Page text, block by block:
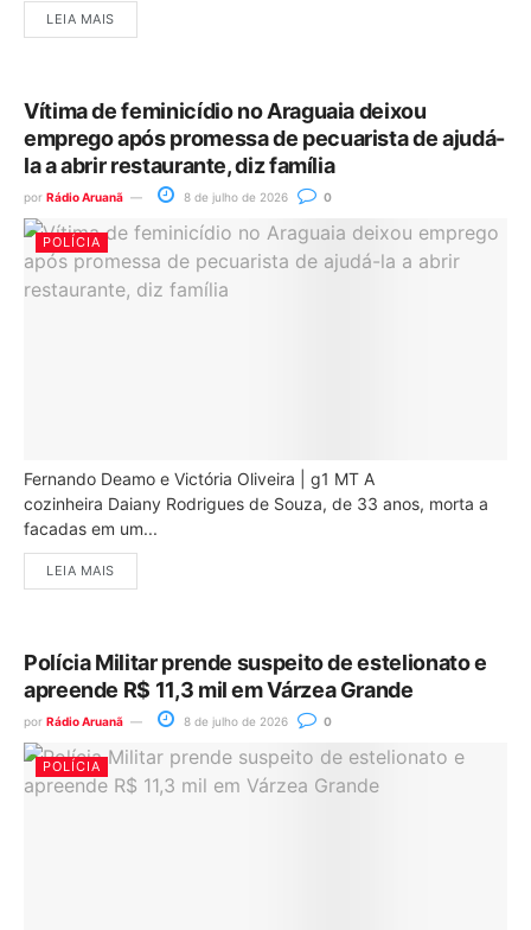
LEIA MAIS
Vítima de feminicídio no Araguaia deixou
emprego após promessa de pecuarista de ajudá-
la a abrir restaurante, diz família
por Rádio Aruanã 8 de julho de 2026 0
POLÍCIA
Fernando Deamo e Victória Oliveira | g1 MT A
cozinheira Daiany Rodrigues de Souza, de 33 anos, morta a
facadas em um...
LEIA MAIS
Polícia Militar prende suspeito de estelionato e
apreende R$ 11,3 mil em Várzea Grande
por Rádio Aruanã 8 de julho de 2026 0
POLÍCIA